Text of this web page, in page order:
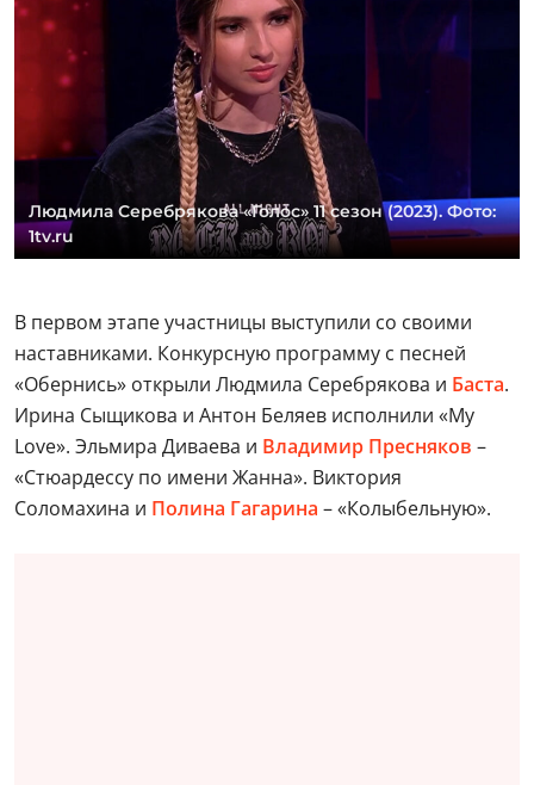
Людмила Серебрякова «Голос» 11 сезон (2023). Фото:
1tv.ru
В первом этапе участницы выступили со своими
наставниками. Конкурсную программу с песней
«Обернись» открыли Людмила Серебрякова и Баста.
Ирина Сыщикова и Антон Беляев исполнили «My
Love». Эльмира Диваева и Владимир Пресняков –
«Стюардессу по имени Жанна». Виктория
Соломахина и Полина Гагарина – «Колыбельную».